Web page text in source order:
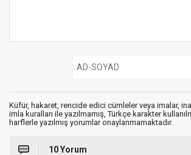
Küfür, hakaret, rencide edici cümleler veya imalar,
imla kuralları ile yazılmamış, Türkçe karakter
harflerle yazılmış yorumlar onaylanmamaktadır.
10 Yorum